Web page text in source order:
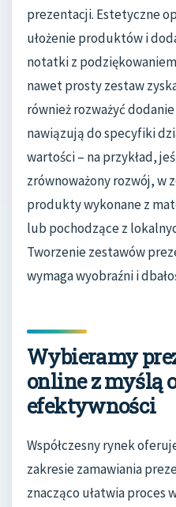
prezentacji. Estetyczne
ułożenie produktów i
notatki z
nawet prosty zestaw
również rozważyć
nawiązują do specyfiki
wartości – na przykład,
zrównoważony rozwój, w
produkty wykonane z
lub pochodzące z
Tworzenie zestawów
wymaga wyobraźni i
Wybieramy
online z myślą
efektywności
Współczesny rynek
zakresie zamawiania
znacząco ułatwia proces